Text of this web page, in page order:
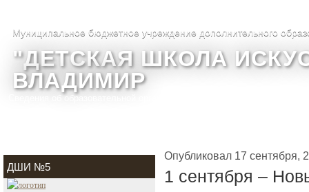
Муниципальное бюджетное учреждение дополнительного
"ДЕТСКАЯ ШКОЛА
ВЛАДИМИР
Сведения об образовательной организации
ДШИ №5
Опубликовал 17 сентября,
1 сентября –